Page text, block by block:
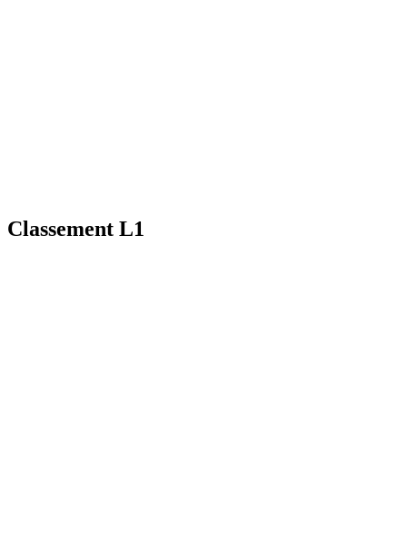
Classement L1